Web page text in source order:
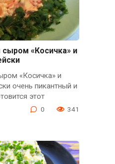
«Косичка» и
«Косичка» и
очень пикантный и
этот
0 341